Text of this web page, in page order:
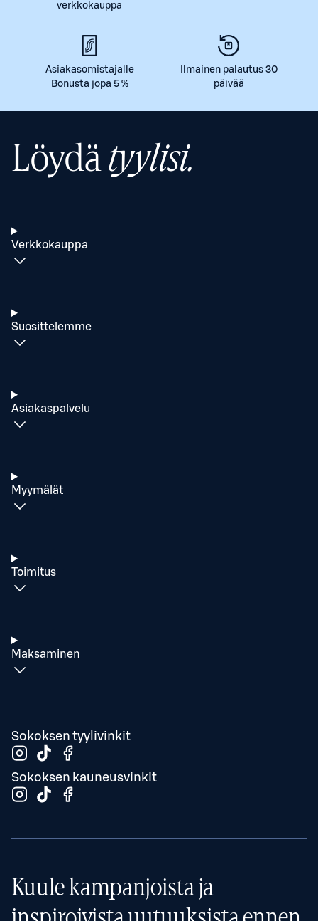
verkkokauppa
Asiakasomistajalle
Bonusta jopa 5 %
Ilmainen palautus 30
päivää
Löydätyylisi.
Verkkokauppa
Suosittelemme
Asiakaspalvelu
Myymälät
Toimitus
Maksaminen
Sokoksen tyylivinkit
Sokoksen kauneusvinkit
Kuule kampanjoista ja